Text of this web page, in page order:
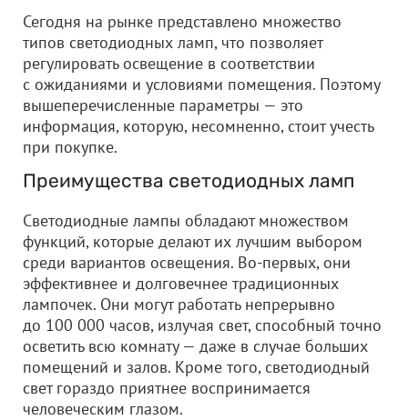
Сегодня на рынке представлено множество
типов светодиодных ламп, что позволяет
регулировать освещение в соответствии
с ожиданиями и условиями помещения. Поэтому
вышеперечисленные параметры — это
информация, которую, несомненно, стоит учесть
при покупке.
Преимущества светодиодных ламп
Светодиодные лампы обладают множеством
функций, которые делают их лучшим выбором
среди вариантов освещения. Во-первых, они
эффективнее и долговечнее традиционных
лампочек. Они могут работать непрерывно
до 100 000 часов, излучая свет, способный точно
осветить всю комнату — даже в случае больших
помещений и залов. Кроме того, светодиодный
свет гораздо приятнее воспринимается
человеческим глазом.